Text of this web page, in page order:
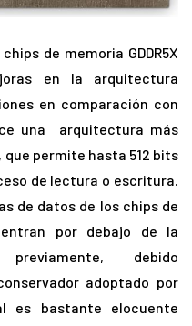
de memoria GDDR5X
en la arquitectura
en comparación con
una arquitectura más
permite hasta 512 bits
de lectura o escritura.
de datos de los chips de
por debajo de la
debido
adoptado por
es bastante elocuente